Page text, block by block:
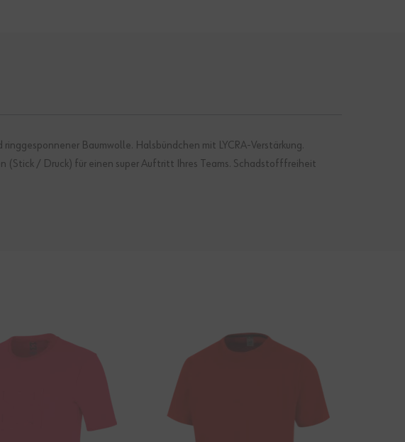
Baumwolle. Halsbündchen mit LYCRA-Verstärkung.
(Stick / Druck) für einen super Auftritt Ihres Teams. Schadstofffreiheit